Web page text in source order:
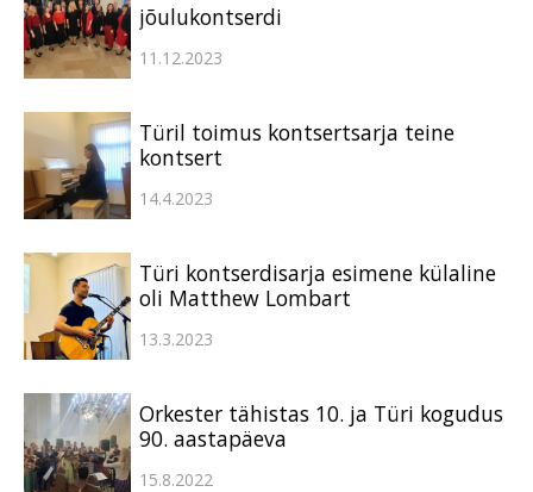
jõulukontserdi
11.12.2023
Türil toimus kontsertsarja teine
kontsert
14.4.2023
Türi kontserdisarja esimene külaline
oli Matthew Lombart
13.3.2023
Orkester tähistas 10. ja Türi kogudus
90. aastapäeva
15.8.2022